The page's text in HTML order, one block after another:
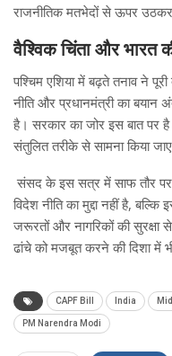
राजनीतिक मतभेदों से ऊपर उठकर
वैश्विक चिंता और भारत
पश्चिम एशिया में बढ़ते तनाव ने
नीति और प्रधानमंत्री का बयान
है। सरकार का जोर इस बात पर है
संतुलित तरीके से सामना किया
संसद के इस सत्र में साफ तौर
विदेश नीति का मुद्दा नहीं है,
जरूरतों और नागरिकों की सुरक्षा
ढांचे को मजबूत करने की दिशा में
CAPF Bill India
PM Narendra Modi